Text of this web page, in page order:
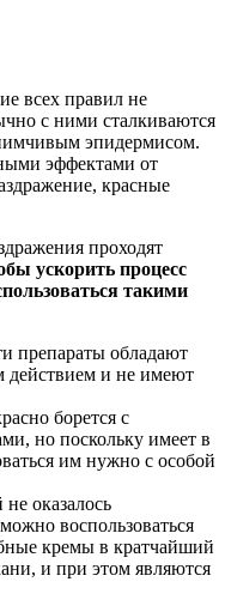
всех правил не
с ними сталкиваются
эпидермисом.
эффектами от
красные
проходят
ускорить процесс
такими
препараты обладают
и не имеют
борется с
но поскольку имеет в
им нужно с особой
оказалось
воспользоваться
кремы в кратчайший
и при этом являются